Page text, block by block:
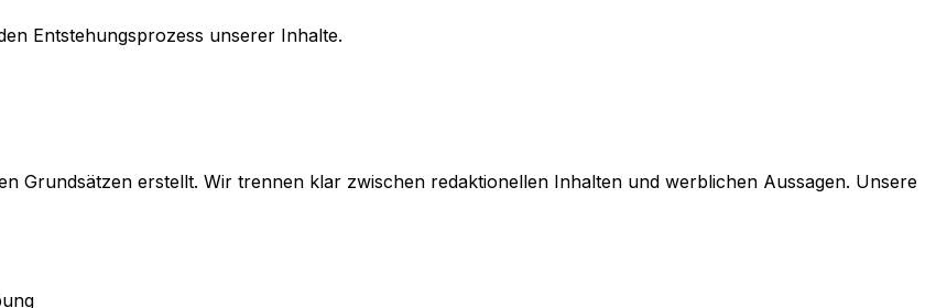
Entstehungsprozess unserer Inhalte.
Grundsätzen erstellt. Wir trennen klar zwischen redaktionellen Inhalten und werblichen Aussagen. Unsere